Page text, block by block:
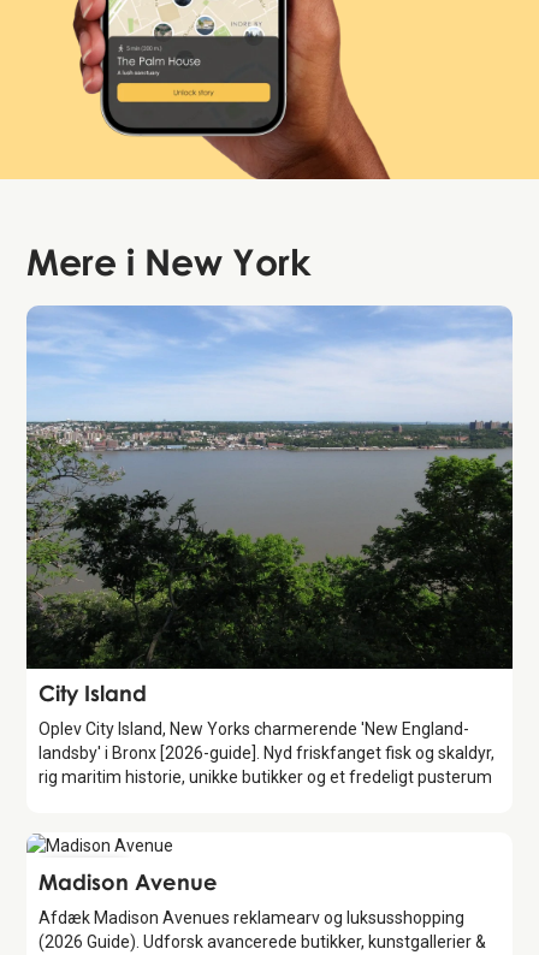
Mere i New York
Attraction
City Island
Oplev City Island, New Yorks charmerende 'New England-
landsby' i Bronx [2026-guide]. Nyd friskfanget fisk og skaldyr,
rig maritim historie, unikke butikker og et fredeligt pusterum
Attraction
Madison Avenue
Afdæk Madison Avenues reklamearv og luksusshopping
(2026 Guide). Udforsk avancerede butikker, kunstgallerier &